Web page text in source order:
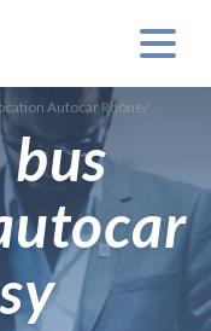
Autocar Rhône/